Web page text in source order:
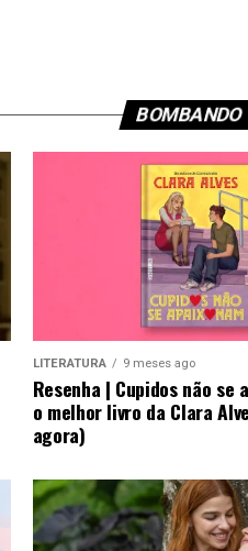
BOMBANDO
LITERATURA 9 meses ago
Resenha | Cupidos não se
o melhor livro da Clara
agora)